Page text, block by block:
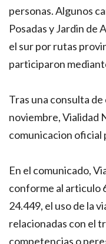
personas. Algunos
Posadas y Jardin de
el sur por rutas
participaron
Tras una consulta
noviembre, Vialidad
comunicacion oficial
En el comunicado,
conforme al articulo
24.449, el uso de la
relacionadas con el
competencias o